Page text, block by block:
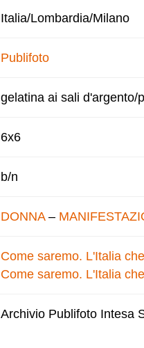
Italia/Lombardia/Milano
Publifoto
gelatina ai sali d'argento/
6x6
b/n
DONNA–
Come saremo. L'Italia
Come saremo. L'Italia
Archivio Publifoto Intesa